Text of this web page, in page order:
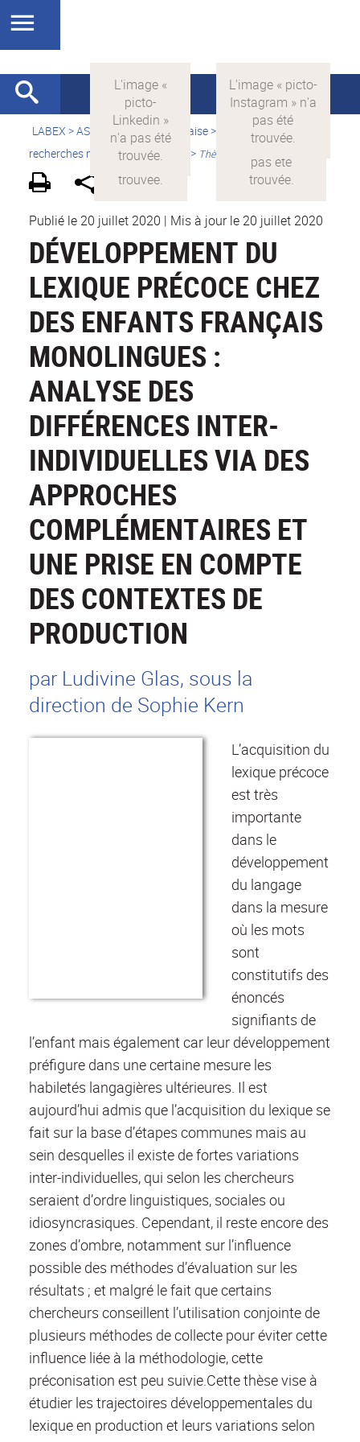
LABEX >ASLAN > Version française>
Quelles sont les
recherches menées par ASLAN ?
> Thèses financées
Publié le 20 juillet 2020 | Mis à jour le 20 juillet 2020
DÉVELOPPEMENT DU
LEXIQUE PRÉCOCE CHEZ
DES ENFANTS FRANÇAIS
MONOLINGUES :
ANALYSE DES
DIFFÉRENCES INTER-
INDIVIDUELLES VIA DES
APPROCHES
COMPLÉMENTAIRES ET
UNE PRISE EN COMPTE
DES CONTEXTES DE
PRODUCTION
par Ludivine Glas, sous la
direction de Sophie Kern
L’acquisition du
lexique précoce
est très
importante
dans le
développement
du langage
dans la mesure
où les mots
sont
constitutifs des
énoncés
signifiants de
l’enfant mais également car leur développement
préfigure dans une certaine mesure les
habiletés langagières ultérieures. Il est
aujourd’hui admis que l’acquisition du lexique se
fait sur la base d’étapes communes mais au
sein desquelles il existe de fortes variations
inter-individuelles, qui selon les chercheurs
seraient d’ordre linguistiques, sociales ou
idiosyncrasiques. Cependant, il reste encore des
zones d’ombre, notamment sur l’influence
possible des méthodes d’évaluation sur les
résultats ; et malgré le fait que certains
chercheurs conseillent l’utilisation conjointe de
plusieurs méthodes de collecte pour éviter cette
influence liée à la méthodologie, cette
préconisation est peu suivie.Cette thèse vise à
étudier les trajectoires développementales du
lexique en production et leurs variations selon